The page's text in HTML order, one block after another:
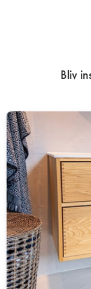
Bliv